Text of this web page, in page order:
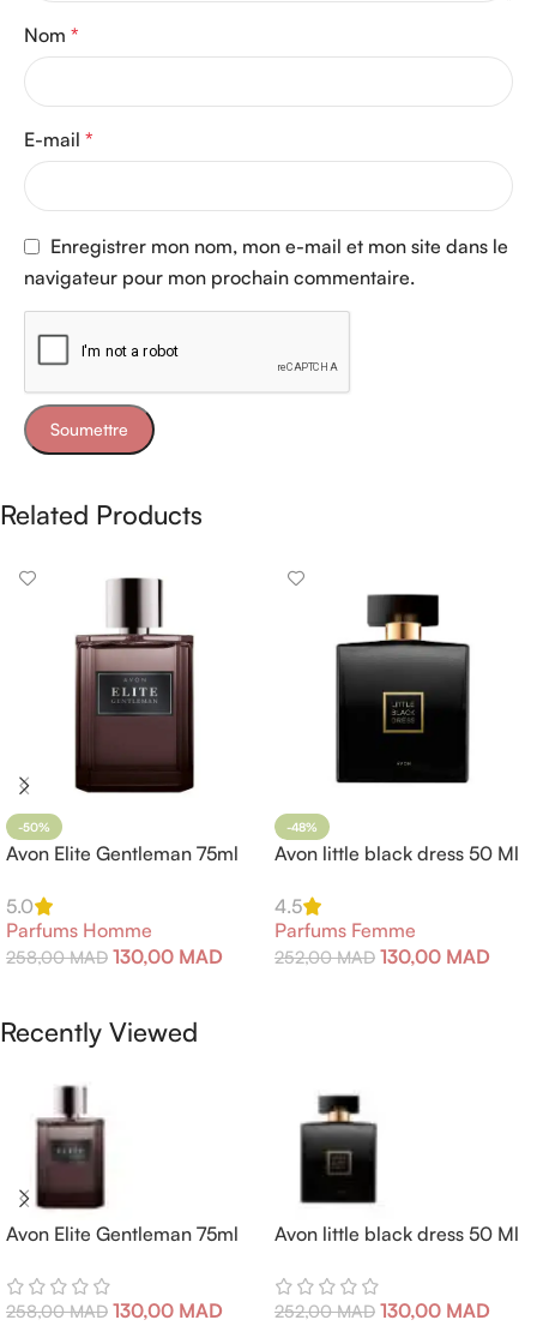
Nom *
E-mail *
Enregistrer mon nom, mon e-mail et mon site dans le
navigateur pour mon prochain commentaire.
Related Products
-50%
Avon Elite Gentleman 75ml
5.0
Parfums Homme
258,00MAD 130,00 MAD
-48%
Avon little black dress 50 Ml
4.5
Parfums Femme
252,00MAD 130,00 MAD
Recently Viewed
Avon Elite Gentleman 75ml
258,00MAD 130,00 MAD
Avon little black dress 50 Ml
252,00MAD 130,00 MAD